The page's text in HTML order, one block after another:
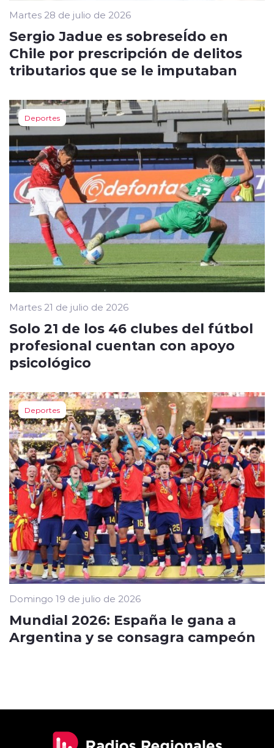
Martes 28 de julio de 2026
Sergio Jadue es sobreseÍdo en
Chile por prescripción de delitos
tributarios que se le imputaban
Deportes
Martes 21 de julio de 2026
Solo 21 de los 46 clubes del fútbol
profesional cuentan con apoyo
psicológico
Deportes
Domingo 19 de julio de 2026
Mundial 2026: España le gana a
Argentina y se consagra campeón